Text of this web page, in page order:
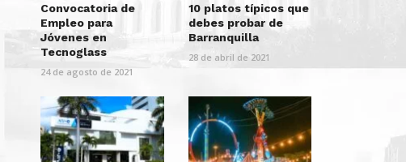
Convocatoria de
Empleo para
Jóvenes en
Tecnoglass
24 de agosto de 2021
10 platos típicos que
debes probar de
Barranquilla
28 de abril de 2021